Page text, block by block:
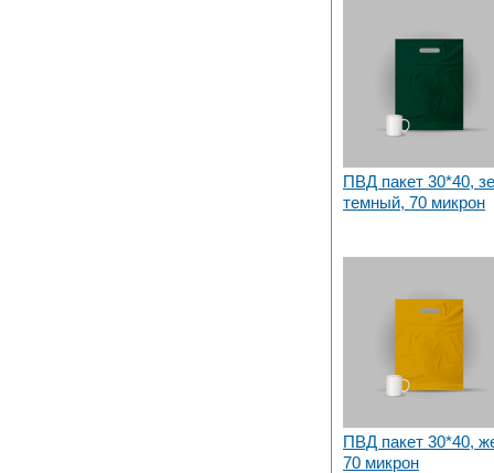
ПВД пакет 30*40,
темный, 70 микрон
ПВД пакет 30*40,
70 микрон